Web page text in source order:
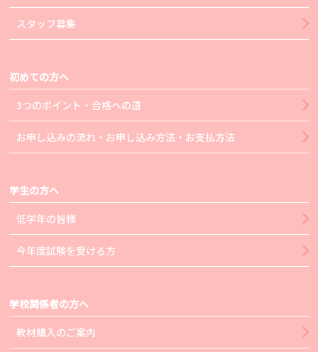
スタッフ募集
初めての方へ
3つのポイント・合格への道
お申し込みの流れ・お申し込み方法・お支払方法
学生の方へ
低学年の皆様
今年度試験を受ける方
学校関係者の方へ
教材購入のご案内